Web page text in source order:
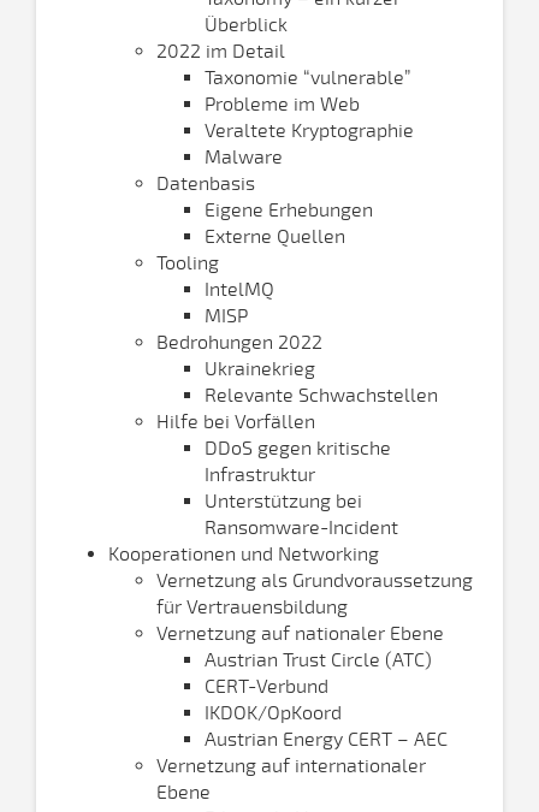
Überblick
2022 im Detail
Taxonomie “vulnerable”
Probleme im Web
Veraltete Kryptographie
Malware
Datenbasis
Eigene Erhebungen
Externe Quellen
Tooling
IntelMQ
MISP
Bedrohungen 2022
Ukrainekrieg
Relevante Schwachstellen
Hilfe bei Vorfällen
DDoS gegen kritische
Infrastruktur
Unterstützung bei
Ransomware-Incident
Kooperationen und Networking
Vernetzung als Grundvoraussetzung
für Vertrauensbildung
Vernetzung auf nationaler Ebene
Austrian Trust Circle (ATC)
CERT-Verbund
IKDOK/OpKoord
Austrian Energy CERT – AEC
Vernetzung auf internationaler
Ebene